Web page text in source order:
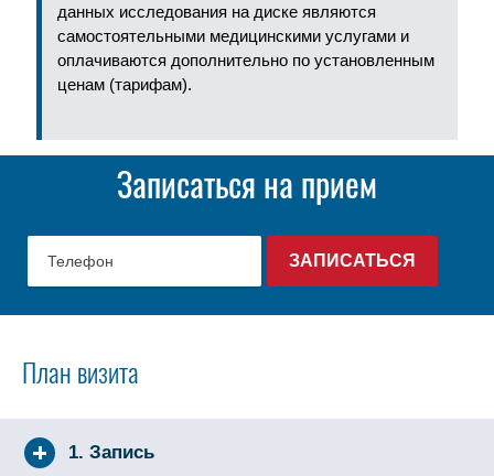
данных исследования на диске являются
самостоятельными медицинскими услугами и
оплачиваются дополнительно по установленным
ценам (тарифам).
Записаться на прием
План визита
1. Запись